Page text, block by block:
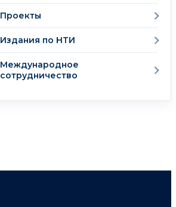
Проекты
Издания по НТИ
Международное
сотрудничество